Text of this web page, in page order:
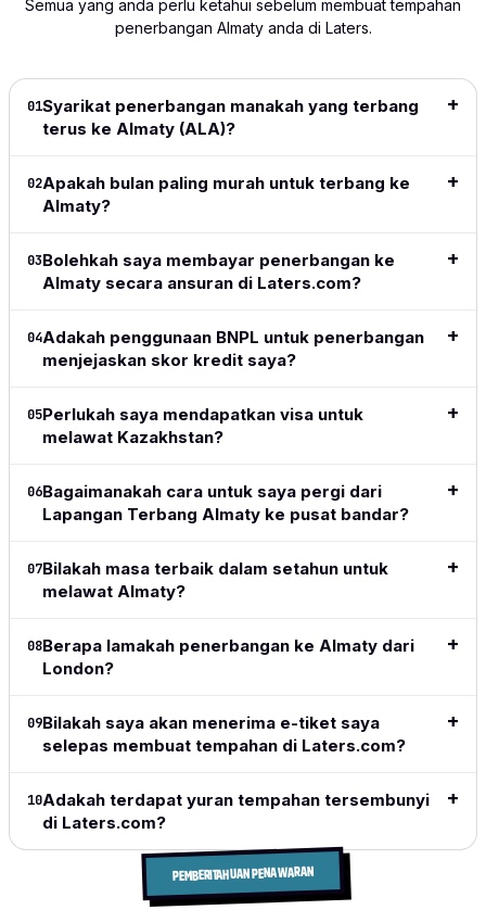
to navigate
intuitive.
Definitely
my go to
now on.
lengkap→
of my
flight!
great
especially
for long
→
process
was smooth
free. Highly
recommend!
Baca ulasan
become
my 'go
it
launched.
I love the
love the
methods,
great to
see the
of crypto
Simple,
clean,
does
exactly
what I
Baca
ulasan
to
for
Semua yang anda perlu ketahui sebelum membuat tempahan
penerbangan Almaty anda di Laters.
01Syarikat penerbangan manakah yang terbang
terus ke Almaty (ALA)?
02Apakah bulan paling murah untuk terbang ke
Almaty?
03Bolehkah saya membayar penerbangan ke
Almaty secara ansuran di Laters.com?
04Adakah penggunaan BNPL untuk penerbangan
menjejaskan skor kredit saya?
05Perlukah saya mendapatkan visa untuk
melawat Kazakhstan?
06Bagaimanakah cara untuk saya pergi dari
Lapangan Terbang Almaty ke pusat bandar?
07Bilakah masa terbaik dalam setahun untuk
melawat Almaty?
08Berapa lamakah penerbangan ke Almaty dari
London?
09Bilakah saya akan menerima e-tiket saya
selepas membuat tempahan di Laters.com?
10Adakah terdapat yuran tempahan tersembunyi
di Laters.com?
PEMBERITAHUAN PENAWARAN